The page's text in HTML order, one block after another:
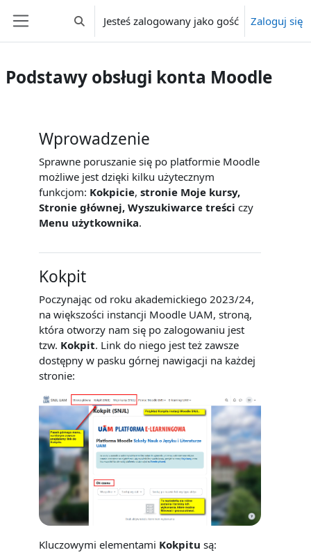
Przejdź do głównej zawartości
Panel bocznyPrzełącznik wyszukiwarki
Jesteś zalogowany jako gość Zaloguj się
Podstawy obsługi konta Moodle
Wprowadzenie
Sprawne poruszanie się po platformie Moodle
możliwe jest dzięki kilku użytecznym
funkcjom: Kokpicie, stronie Moje kursy,
Stronie głównej, Wyszukiwarce treści czy
Menu użytkownika.
Kokpit
Poczynając od roku akademickiego 2023/24,
na większości instancji Moodle UAM, stroną,
która otworzy nam się po zalogowaniu jest
tzw. Kokpit. Link do niego jest też zawsze
dostępny w pasku górnej nawigacji na każdej
stronie:
Kluczowymi elementami Kokpitu są: